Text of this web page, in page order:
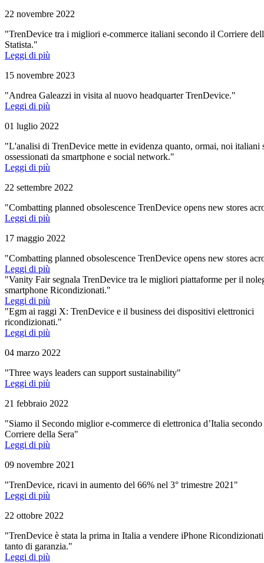
22 novembre 2022
"TrenDevice tra i migliori e-commerce italiani secondo il Corriere
Statista."
Leggi di più
15 novembre 2023
"Andrea Galeazzi in visita al nuovo headquarter TrenDevice."
Leggi di più
01 luglio 2022
"L'analisi di TrenDevice mette in evidenza quanto, ormai, noi italiani
ossessionati da smartphone e social network."
Leggi di più
22 settembre 2022
"Combatting planned obsolescence TrenDevice opens new stores
Leggi di più
17 maggio 2022
"Combatting planned obsolescence TrenDevice opens new stores
Leggi di più
"Vanity Fair segnala TrenDevice tra le migliori piattaforme per il
smartphone Ricondizionati."
Leggi di più
"Egm ai raggi X: TrenDevice e il business dei dispositivi elettronici
ricondizionati."
Leggi di più
04 marzo 2022
"Three ways leaders can support sustainability"
Leggi di più
21 febbraio 2022
"Siamo il Secondo miglior e-commerce di elettronica d’Italia
Corriere della Sera"
Leggi di più
09 novembre 2021
"TrenDevice, ricavi in aumento del 66% nel 3° trimestre 2021"
Leggi di più
22 ottobre 2022
"TrenDevice è stata la prima in Italia a vendere iPhone
tanto di garanzia."
Leggi di più